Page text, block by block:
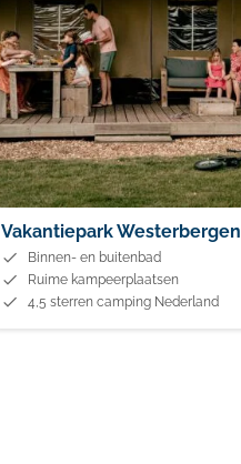
Vakantiepark Westerbergen
Binnen- en buitenbad
Ruime kampeerplaatsen
4,5 sterren camping Nederland